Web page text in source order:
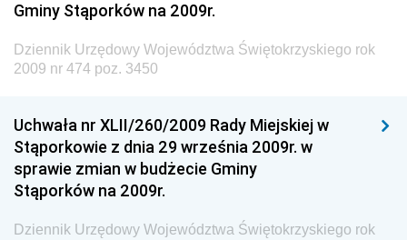
Społecznej
Dziennik Urzędowy Ministra Transportu, Budownictwa
i Gospodarki Morskiej
Dziennik Urzędowy Ministra Spraw Zagranicznych
Dziennik Urzędowy Centralnego Biura
Antykorupcyjnego
Wewnętrznego
Gminy Stąporków na 2009r.
Dziennik Urzędowy Województwa Świętokrzyskiego rok
2009 nr 474 poz. 3450
Uchwała nr XLII/260/2009 Rady Miejskiej w
Stąporkowie z dnia 29 września 2009r. w
sprawie zmian w budżecie Gminy
Stąporków na 2009r.
Dziennik Urzędowy Województwa Świętokrzyskiego rok